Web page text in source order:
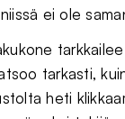
ei ole
tarkasti,
heti